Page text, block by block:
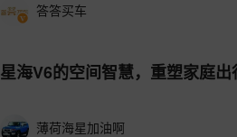
答答买车
星海V6的空间智慧，重塑家庭
薄荷海星加油啊